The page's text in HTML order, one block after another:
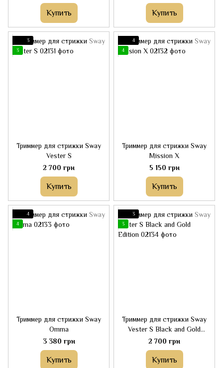
Купить Купить
3
3
Триммер для стрижки Sway
Vester S
2 700 грн
Купить
4
4
Триммер для стрижки Sway
Mission X
5 150 грн
Купить
4
4
Триммер для стрижки Sway
Omma
3 380 грн
Купить
3
3
Триммер для стрижки Sway
Vester S Black and Gold
Edition
2 700 грн
Купить